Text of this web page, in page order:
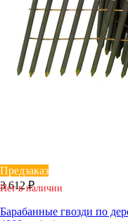
Предзаказ
3 612 ₽
Нет в наличии
Барабанные гвозди по